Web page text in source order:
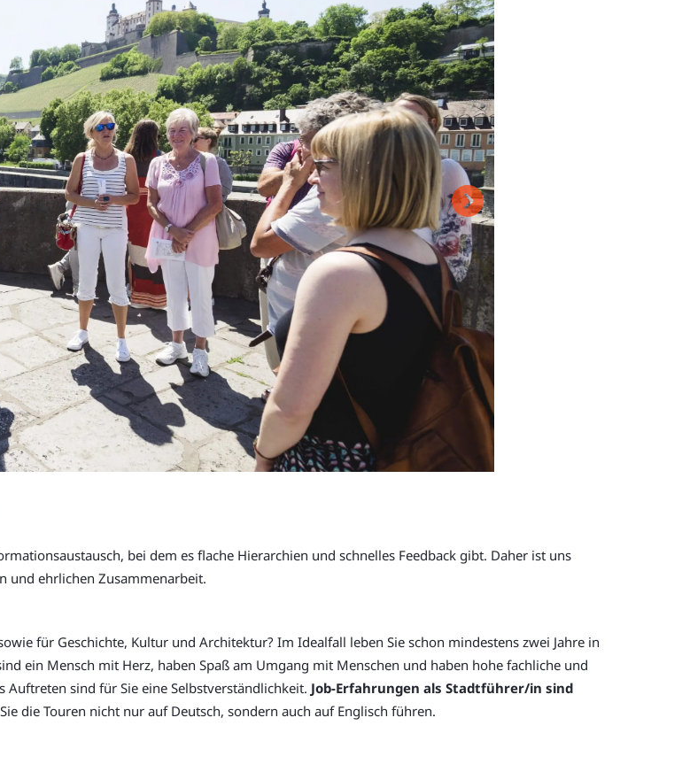
bei dem es flache Hierarchien und schnelles Feedback gibt. Daher ist uns
und ehrlichen Zusammenarbeit.
für Geschichte, Kultur und Architektur? Im Idealfall leben Sie schon mindestens zwei Jahre in
ein Mensch mit Herz, haben Spaß am Umgang mit Menschen und haben hohe fachliche und
sind für Sie eine Selbstverständlichkeit. Job-Erfahrungen als Stadtführer/in sind
die Touren nicht nur auf Deutsch, sondern auch auf Englisch führen.